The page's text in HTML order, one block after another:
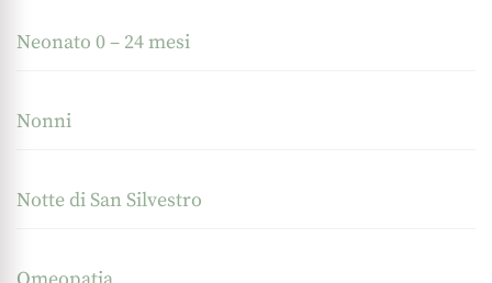
Neonato 0 – 24 mesi
Nonni
Notte di San Silvestro